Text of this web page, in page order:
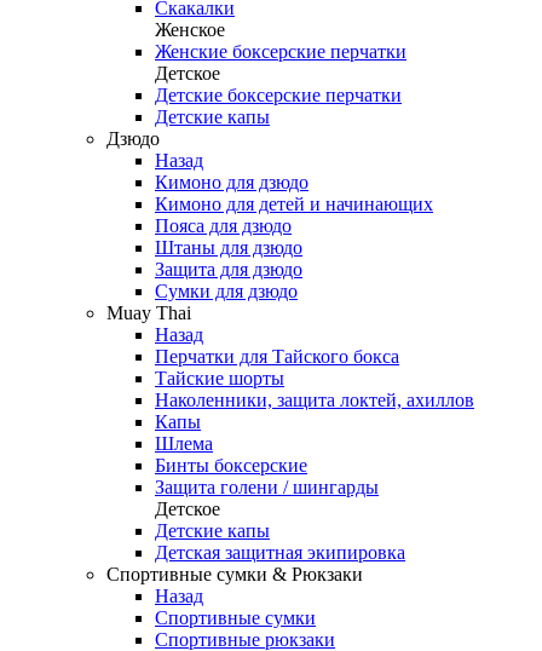
Скакалки
Женское
Женские боксерские перчатки
Детское
Детские боксерские перчатки
Детские капы
Дзюдо
Назад
Кимоно для дзюдо
Кимоно для детей и начинающих
Пояса для дзюдо
Штаны для дзюдо
Защита для дзюдо
Сумки для дзюдо
Muay Thai
Назад
Перчатки для Тайского бокса
Тайские шорты
Наколенники, защита локтей, ахиллов
Капы
Шлема
Бинты боксерские
Защита голени / шингарды
Детское
Детские капы
Детская защитная экипировка
Спортивные сумки & Рюкзаки
Назад
Спортивные сумки
Спортивные рюкзаки